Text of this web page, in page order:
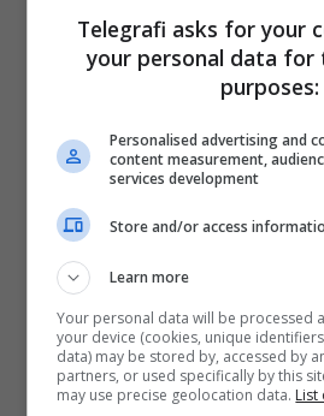
Telegrafi asks for your
your personal data for
purposes:
Personalised advertising and
content measurement,
services development
Store and/or access
Learn more
Your personal data will be processed
your device (cookies, unique
data) may be stored by, accessed by
partners, or used specifically by this
may use precise geolocation data. List